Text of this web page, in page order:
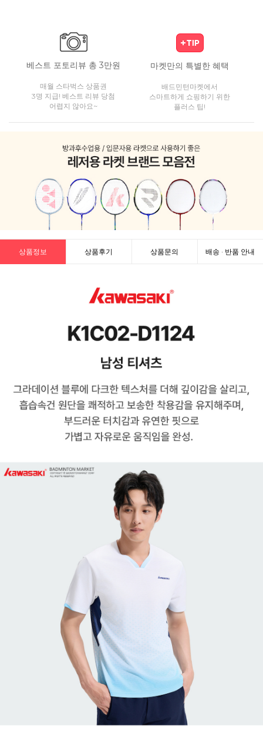
베스트 포토리뷰 총 3만원
매월 스타벅스 상품권
3명 지급! 베스트 리뷰 당첨
어렵지 않아요~
마켓만의 특별한 혜택
배드민턴마켓에서
스마트하게 쇼핑하기 위한
플러스 팁!
상품정보 상품후기 상품문의 배송 · 반품 안내